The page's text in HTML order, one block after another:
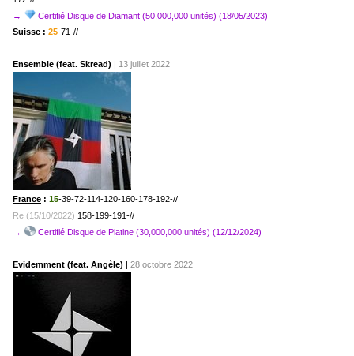
→
Certifié Disque de Diamant (50,000,000 unités) (18/05/2023)
Suisse : 25-71-//
Ensemble (feat. Skread) 13 juillet 2022
France : 15-39-72-114-120-160-178-192-//
Re (15/10/2022) 158-199-191-//
→
Certifié Disque de Platine (30,000,000unités) (12/12/2024)
Evidemment (feat. Angèle) 28 octobre 2022